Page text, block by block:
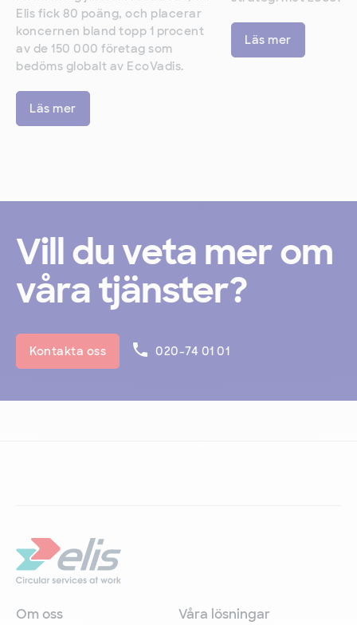
Elis fick 80 poäng, och placerar
koncernen bland topp 1 procent
av de 150 000 företag som
bedöms globalt av EcoVadis.
Läs mer
Läs mer
Vill du veta mer om
våra tjänster?
Kontakta oss 020-74 01 01
Om oss Våra lösningar